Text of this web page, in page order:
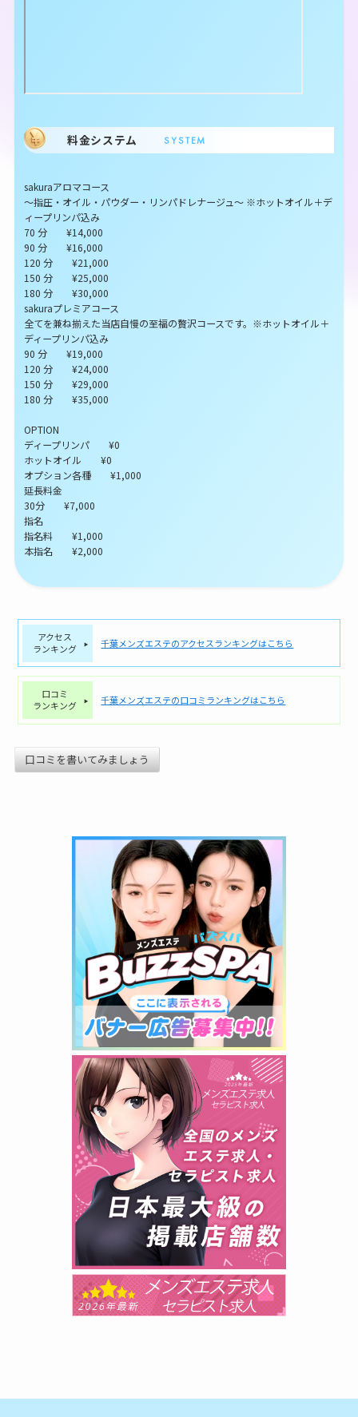
料金システム SYSTEM
sakuraアロマコース
～指圧・オイル・パウダー・リンパドレナージュ～ ※ホットオイル＋デ
ィープリンパ込み
70 分 ¥14,000
90 分 ¥16,000
120 分 ¥21,000
150 分 ¥25,000
180 分 ¥30,000
sakuraプレミアコース
全てを兼ね揃えた当店自慢の至福の贅沢コースです。※ホットオイル＋
ディープリンパ込み
90 分 ¥19,000
120 分 ¥24,000
150 分 ¥29,000
180 分 ¥35,000
OPTION
ディープリンパ ¥0
ホットオイル ¥0
オプション各種 ¥1,000
延長料金
30分 ¥7,000
指名
指名料 ¥1,000
本指名 ¥2,000
アクセス
ランキング
千葉メンズエステのアクセスランキングはこちら
口コミ
ランキング
千葉メンズエステの口コミランキングはこちら
口コミを書いてみましょう